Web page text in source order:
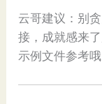
云哥建议：别
接，成就感来
示例文件参考哦